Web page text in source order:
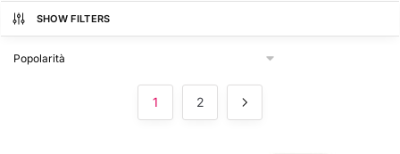
SHOW FILTERS
1 2